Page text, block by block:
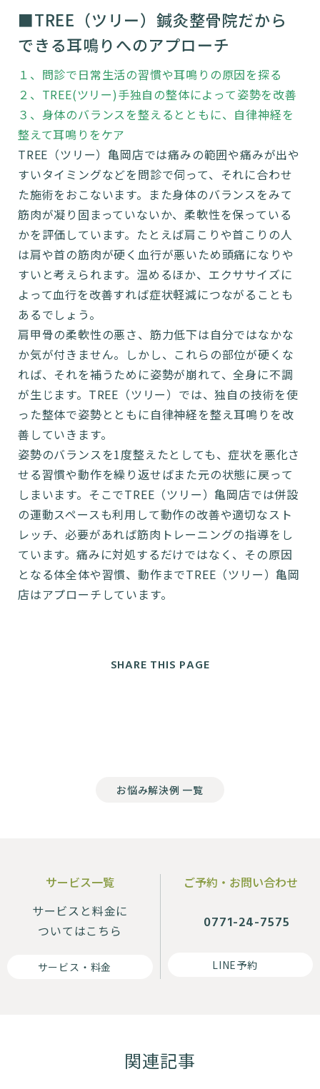
■TREE（ツリー）鍼灸整骨院だから
できる耳鳴りへのアプローチ
１、問診で日常生活の習慣や耳鳴りの原因を探る
２、TREE(ツリー)手独自の整体によって姿勢を改善
３、身体のバランスを整えるとともに、自律神経を
整えて耳鳴りをケア
TREE（ツリー）亀岡店では痛みの範囲や痛みが出や
すいタイミングなどを問診で伺って、それに合わせ
た施術をおこないます。また身体のバランスをみて
筋肉が凝り固まっていないか、柔軟性を保っている
かを評価しています。たとえば肩こりや首こりの人
は肩や首の筋肉が硬く血行が悪いため頭痛になりや
すいと考えられます。温めるほか、エクササイズに
よって血行を改善すれば症状軽減につながることも
あるでしょう。
肩甲骨の柔軟性の悪さ、筋力低下は自分ではなかな
か気が付きません。しかし、これらの部位が硬くな
れば、それを補うために姿勢が崩れて、全身に不調
が生じます。TREE（ツリー）では、独自の技術を使
った整体で姿勢とともに自律神経を整え耳鳴りを改
善していきます。
姿勢のバランスを1度整えたとしても、症状を悪化さ
せる習慣や動作を繰り返せばまた元の状態に戻って
しまいます。そこでTREE（ツリー）亀岡店では併設
の運動スペースも利用して動作の改善や適切なスト
レッチ、必要があれば筋肉トレーニングの指導をし
ています。痛みに対処するだけではなく、その原因
となる体全体や習慣、動作までTREE（ツリー）亀岡
店はアプローチしています。
SHARE THIS PAGE
お悩み解決例 一覧
サービス一覧
サービスと料金に
ついてはこちら
サービス・料金
ご予約・お問い合わせ
0771-24-7575
LINE予約
関連記事